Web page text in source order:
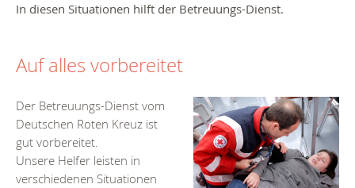
In diesen Situationen hilft der Betreuungs-Dienst.
Auf alles vorbereitet
Der Betreuungs-Dienst vom
Deutschen Roten Kreuz ist
gut vorbereitet.
Unsere Helfer leisten in
verschiedenen Situationen